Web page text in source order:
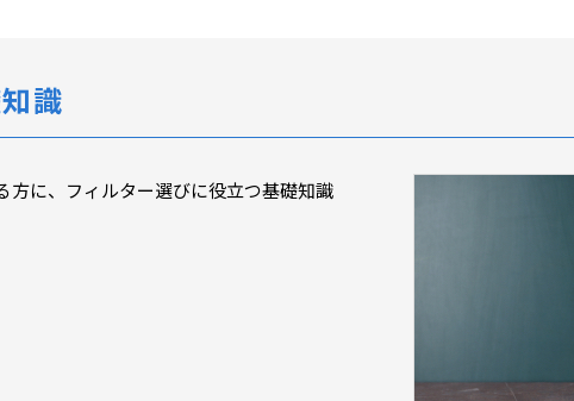
識
に、フィルター選びに役立つ基礎知識